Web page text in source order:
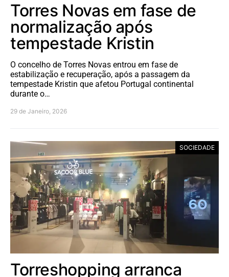
Torres Novas em fase de
normalização após
tempestade Kristin
O concelho de Torres Novas entrou em fase de
estabilização e recuperação, após a passagem da
tempestade Kristin que afetou Portugal continental
durante o…
29 de Janeiro, 2026
SOCIEDADE
Torreshopping arranca